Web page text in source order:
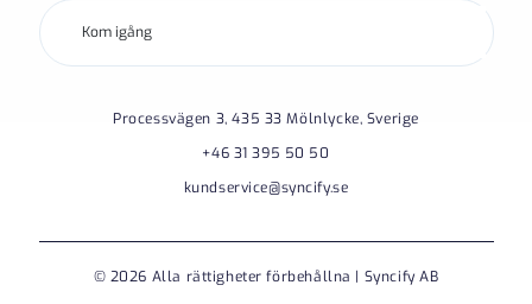
Kom igång
Processvägen 3, 435 33 Mölnlycke, Sverige
+46 31 395 50 50
kundservice@syncify.se
© 2026 Alla rättigheter förbehållna | Syncify AB